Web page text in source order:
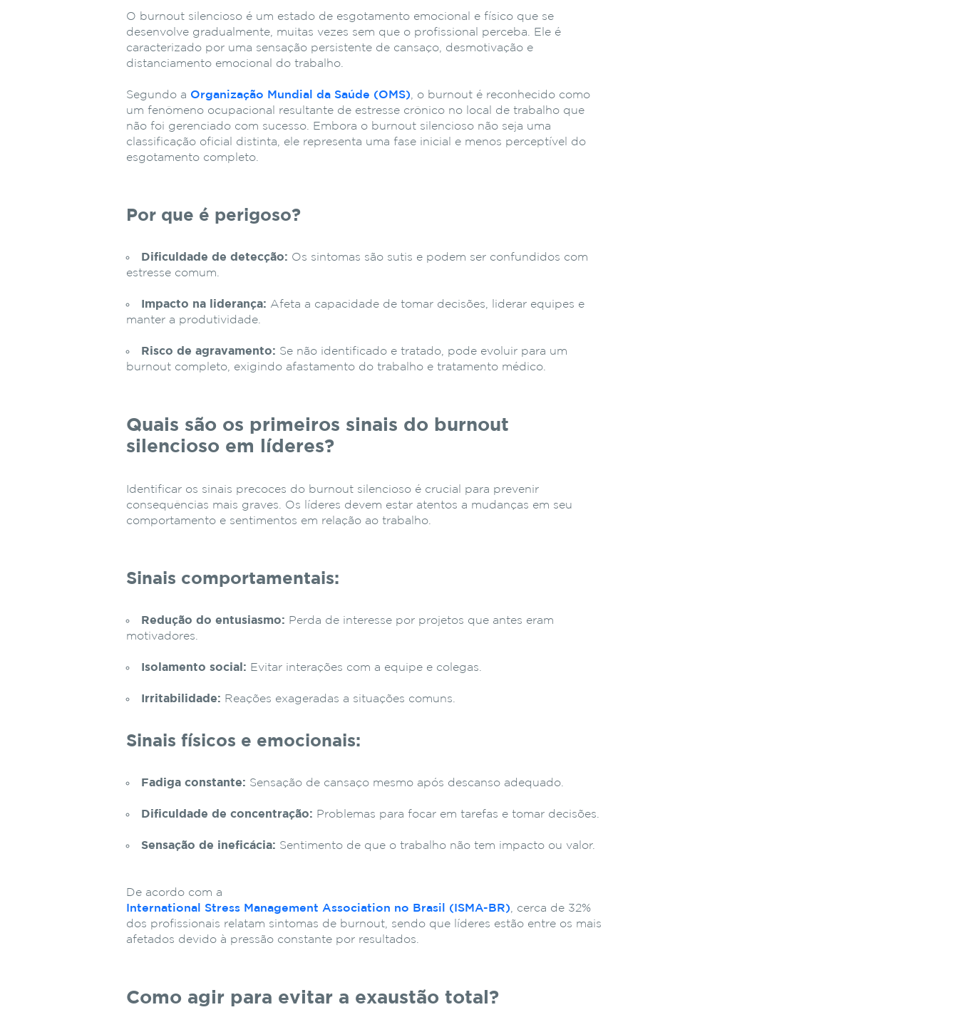
O burnout silencioso é um estado de esgotamento emocional e físico que se
desenvolve gradualmente, muitas vezes sem que o profissional perceba. Ele é
caracterizado por uma sensação persistente de cansaço, desmotivação e
distanciamento emocional do trabalho.
Segundo a Organização Mundial da Saúde (OMS), o burnout é reconhecido como
um fenômeno ocupacional resultante de estresse crônico no local de trabalho que
não foi gerenciado com sucesso. Embora o burnout silencioso não seja uma
classificação oficial distinta, ele representa uma fase inicial e menos perceptível do
esgotamento completo.
Por que é perigoso?
Dificuldade de detecção: Os sintomas são sutis e podem ser confundidos com
estresse comum.
Impacto na liderança: Afeta a capacidade de tomar decisões, liderar equipes e
manter a produtividade.
Risco de agravamento: Se não identificado e tratado, pode evoluir para um
burnout completo, exigindo afastamento do trabalho e tratamento médico.
Quais são os primeiros sinais do burnout
silencioso em líderes?
Identificar os sinais precoces do burnout silencioso é crucial para prevenir
consequências mais graves. Os líderes devem estar atentos a mudanças em seu
comportamento e sentimentos em relação ao trabalho.
Sinais comportamentais:
Redução do entusiasmo: Perda de interesse por projetos que antes eram
motivadores.
Isolamento social: Evitar interações com a equipe e colegas.
Irritabilidade: Reações exageradas a situações comuns.
Sinais físicos e emocionais:
Fadiga constante: Sensação de cansaço mesmo após descanso adequado.
Dificuldade de concentração: Problemas para focar em tarefas e tomar decisões.
Sensação de ineficácia: Sentimento de que o trabalho não tem impacto ou valor.
De acordo com a
International Stress Management Association no Brasil (ISMA-BR), cerca de 32%
dos profissionais relatam sintomas de burnout, sendo que líderes estão entre os mais
afetados devido à pressão constante por resultados.
Como agir para evitar a exaustão total?